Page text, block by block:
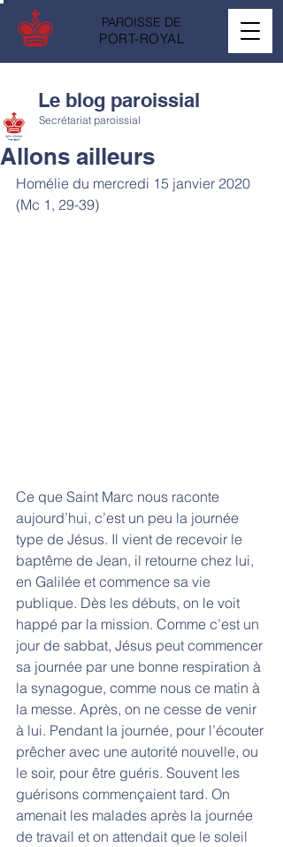
PAROISSE DE
PORT-ROYAL
Allons ailleurs
Secrétariat paroissial
Homélie du mercredi 15 janvier 2020
(Mc 1, 29-39)
Ce que Saint Marc nous raconte
aujourd’hui, c’est un peu la journée
type de Jésus. Il vient de recevoir le
baptême de Jean, il retourne chez lui,
en Galilée et commence sa vie
publique. Dès les débuts, on le voit
happé par la mission. Comme c’est un
jour de sabbat, Jésus peut commencer
sa journée par une bonne respiration à
la synagogue, comme nous ce matin à
la messe. Après, on ne cesse de venir
à lui. Pendant la journée, pour l’écouter
prêcher avec une autorité nouvelle, ou
le soir, pour être guéris. Souvent les
guérisons commençaient tard. On
amenait les malades après la journée
de travail et on attendait que le soleil
Le blog paroissial